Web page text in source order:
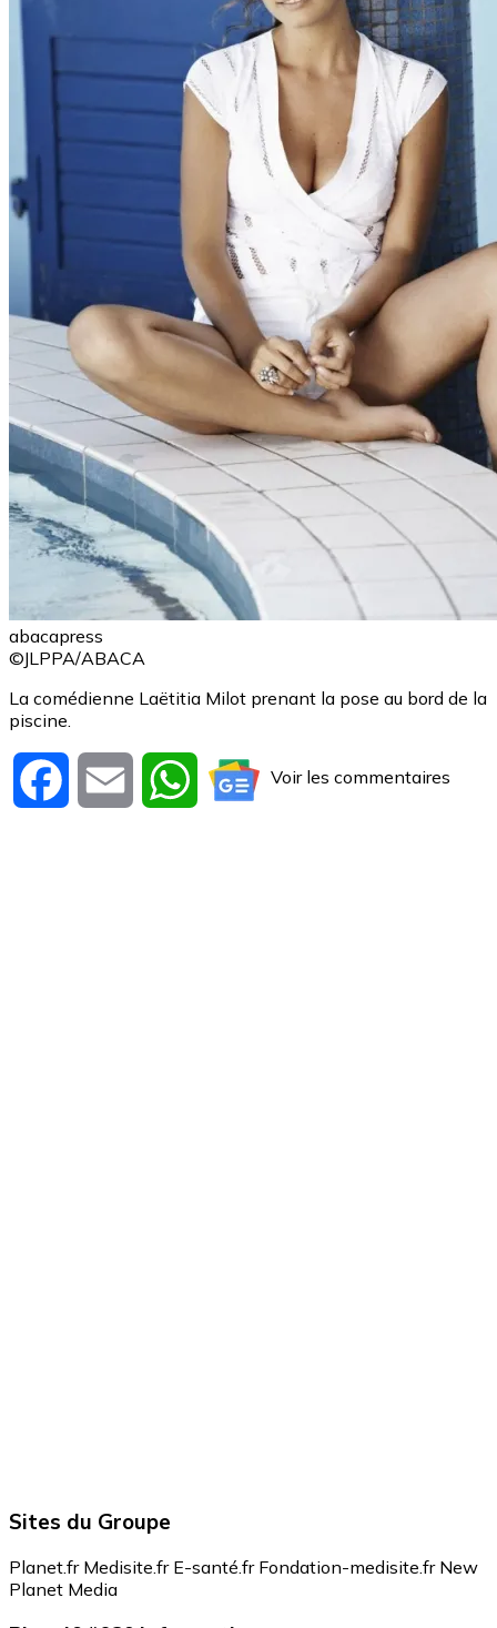
abacapress
©JLPPA/ABACA
La comédienne Laëtitia Milot prenant la pose au bord de la
piscine.
Facebook Email WhatsAppVoir les commentaires
Sites du Groupe
Planet.fr Medisite.fr E-santé.fr Fondation-medisite.fr New
Planet Media